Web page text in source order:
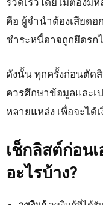
คือ ผู้จำนำต้องเสียดอ
ชำระหนี้อาจถูกยึดร
ดังนั้น ทุกครั้งก่อนตัด
ควรศึกษาข้อมูลและเ
หลายแหล่ง เพื่อจะได้
เช็กลิสต์ก่อน
อะไรบ้าง?